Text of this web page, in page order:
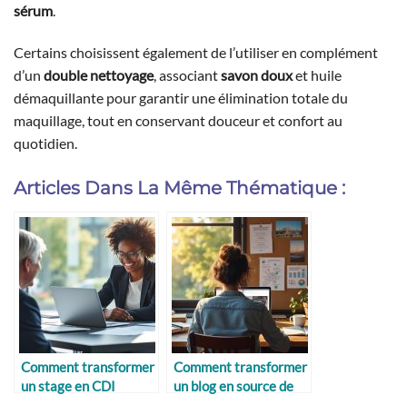
sérum.
Certains choisissent également de l’utiliser en complément
d’un double nettoyage, associantsavon douxet huile
démaquillante pour garantir une élimination totale du
maquillage, tout en conservant douceur et confort au
quotidien.
Articles Dans La Même Thématique :
Comment transformer
un stage en CDI
Comment transformer
un blog en source de